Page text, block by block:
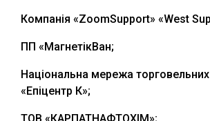
Компанія «ZoomSupport» «West
ПП «МагнетікВан;
Національна мережа торговельних
«Епіцентр К»;